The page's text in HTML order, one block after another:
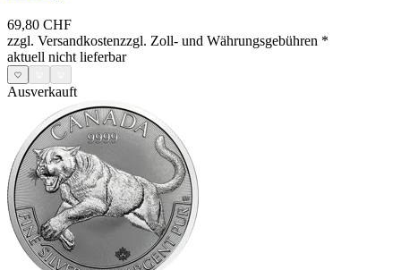
69,80 CHF
zzgl. Versandkostenzzgl. Zoll- und Währungsgebühren *
aktuell nicht lieferbar
Ausverkauft